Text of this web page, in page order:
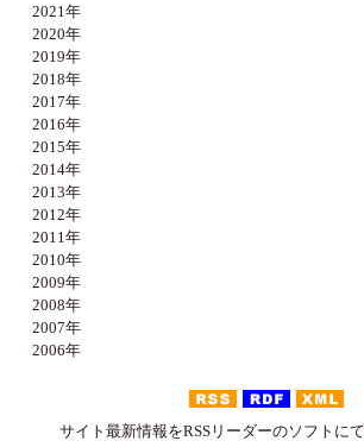
2021年
2020年
2019年
2018年
2017年
2016年
2015年
2014年
2013年
2012年
2011年
2010年
2009年
2008年
2007年
2006年
サイト最新情報をRSSリーダーのソフトに